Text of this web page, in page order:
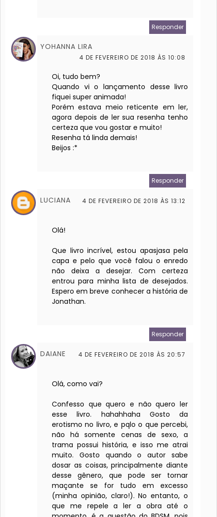
Responder
YOHANNA LIRA
4 DE FEVEREIRO DE 2018 ÀS 10:08
Oi, tudo bem?
Quando vi o lançamento desse livro
fiquei super animada!
Porém estava meio reticente em ler,
agora depois de ler sua resenha tenho
certeza que vou gostar e muito!
Resenha tá linda demais!
Beijos :*
Responder
LUCIANA 4 DE FEVEREIRO DE 2018 ÀS 13:12
Olá!
Que livro incrível, estou apasjasa pela
capa e pelo que você falou o enredo
não deixa a desejar. Com certeza
entrou para minha lista de desejados.
Espero em breve conhecer a história de
Jonathan.
Responder
DAIANE 4 DE FEVEREIRO DE 2018 ÀS 20:57
Olá, como vai?
Confesso que quero e não quero ler
esse livro. hahahhaha Gosto da
erotismo no livro, e pqlo o que percebi,
não há somente cenas de sexo, a
trama possui história, e isso me atrai
muito. Gosto quando o autor sabe
dosar as coisas, principalmente diante
desse gênero, que pode ser tornar
maçante se for tudo em excesso
(minha opinião, claro!). No entanto, o
que me repele a ler a obra até o